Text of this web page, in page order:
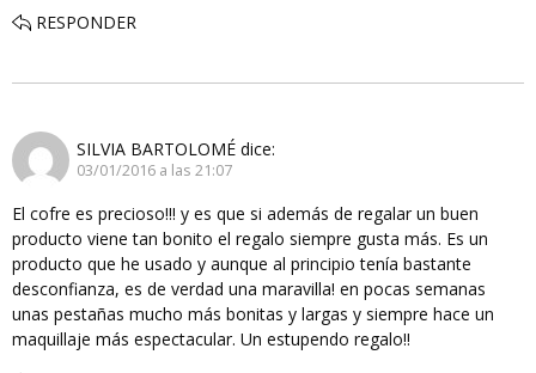
RESPONDER
SILVIA BARTOLOMÉ dice:
03/01/2016 a las 21:07
El cofre es precioso!!! y es que si además de regalar un buen
producto viene tan bonito el regalo siempre gusta más. Es un
producto que he usado y aunque al principio tenía bastante
desconfianza, es de verdad una maravilla! en pocas semanas
unas pestañas mucho más bonitas y largas y siempre hace un
maquillaje más espectacular. Un estupendo regalo!!